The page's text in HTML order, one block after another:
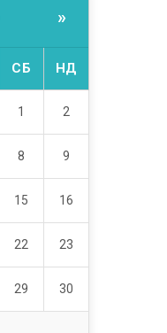
»
СБ НД
1 2
8 9
15 16
22 23
29 30